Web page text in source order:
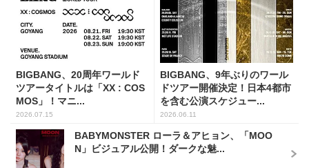
BIGBANG、20周年ワールド
ツアータイトルは「XX : COS
MOS」！マニ...
2026.07.15
BIGBANG、9年ぶりのワール
ドツアー開催決定！日本4都市
を含む公演スケジュー...
2026.06.11
BABYMONSTER ローラ＆アヒョン、「MOO
N」ビジュアル公開！ダークな魅...